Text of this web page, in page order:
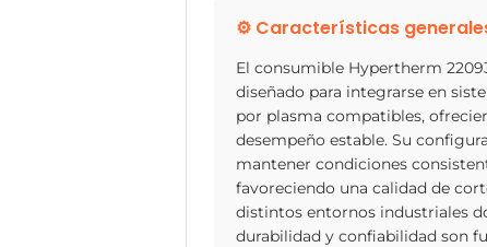
⚙️ Características
El consumible Hypertherm
diseñado para integrarse en
por plasma compatibles,
desempeño estable. Su
mantener condiciones
favoreciendo una calidad de
distintos entornos industriales
durabilidad y confiabilidad son